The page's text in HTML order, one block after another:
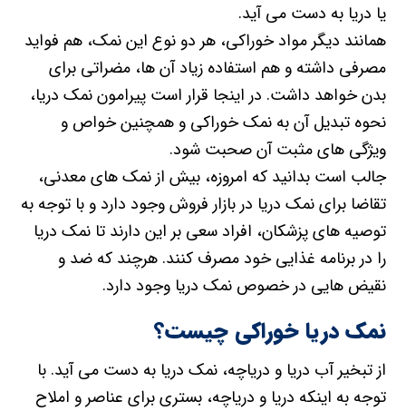
یا دریا به دست می آید.
همانند دیگر مواد خوراکی، هر دو نوع این نمک، هم فواید
مصرفی داشته و هم استفاده زیاد آن ها، مضراتی برای
بدن خواهد داشت. در اینجا قرار است پیرامون نمک دریا،
نحوه تبدیل آن به نمک خوراکی و همچنین خواص و
ویژگی های مثبت آن صحبت شود.
جالب است بدانید که امروزه، بیش از نمک های معدنی،
تقاضا برای نمک دریا در بازار فروش وجود دارد و با توجه به
توصیه های پزشکان، افراد سعی بر این دارند تا نمک دریا
را در برنامه غذایی خود مصرف کنند. هرچند که ضد و
نقیض هایی در خصوص نمک دریا وجود دارد.
نمک دریا خوراکی چیست؟
از تبخیر آب دریا و دریاچه، نمک دریا به دست می آید. با
توجه به اینکه دریا و دریاچه، بستری برای عناصر و املاح